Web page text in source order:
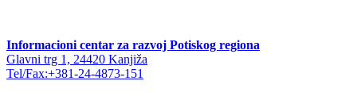
Informacioni centar za razvoj Potiskog regiona
Glavni trg 1, 24420 Kanjiža
Tel/Fax:+381-24-4873-151